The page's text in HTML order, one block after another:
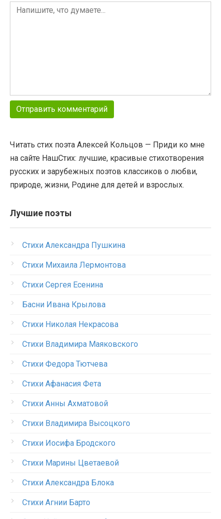
Читать стих поэта Алексей Кольцов — Приди ко мне
на сайте НашСтих: лучшие, красивые стихотворения
русских и зарубежных поэтов классиков о любви,
природе, жизни, Родине для детей и взрослых.
Лучшие поэты
Стихи Александра Пушкина
Стихи Михаила Лермонтова
Стихи Сергея Есенина
Басни Ивана Крылова
Стихи Николая Некрасова
Стихи Владимира Маяковского
Стихи Федора Тютчева
Стихи Афанасия Фета
Стихи Анны Ахматовой
Стихи Владимира Высоцкого
Стихи Иосифа Бродского
Стихи Марины Цветаевой
Стихи Александра Блока
Стихи Агнии Барто